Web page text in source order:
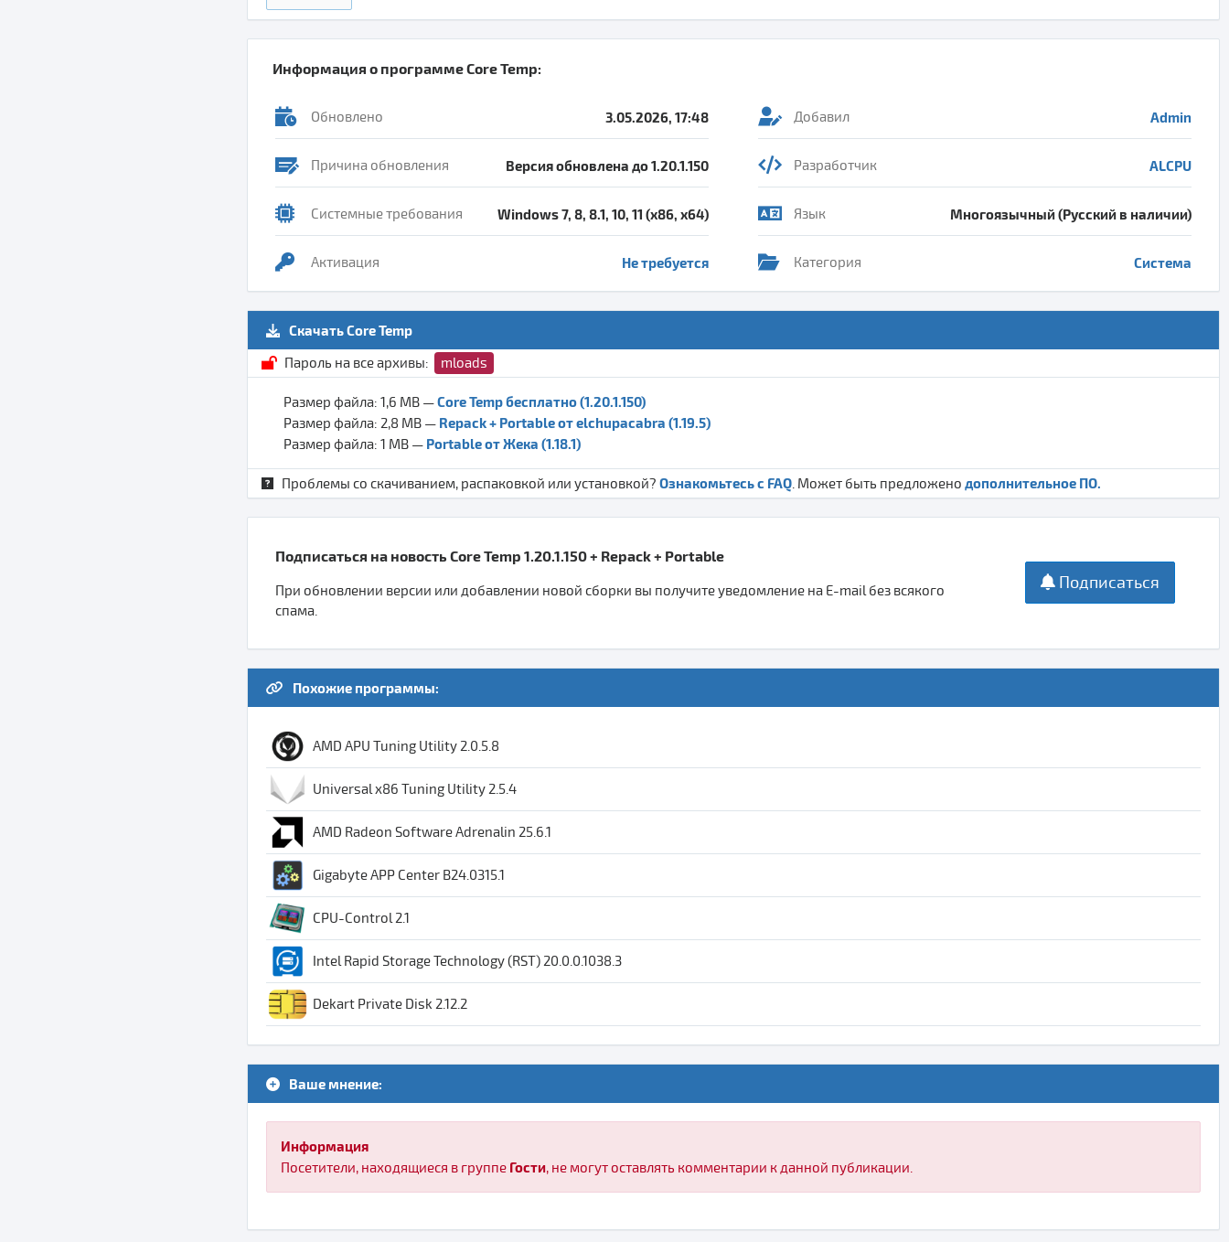
Информация о программеCore Temp:
Обновлено 3.05.2026, 17:48 Добавил Admin
Причина обновления Версия обновлена до 1.20.1.150 Разработчик ALCPU
Системные требования Windows 7, 8, 8.1, 10, 11 (x86, x64) Язык Многоязычный (Русский в наличии)
Активация Не требуется Категория Система
Скачать Core Temp
Пароль на все архивы:
mloads
Размер файла: 1,6 MB —Core Temp бесплатно (1.20.1.150)
Размер файла: 2,8 MB — Repack + Portable от elchupacabra (1.19.5)
Размер файла: 1 MB — Portable от Жека (1.18.1)
Проблемы со скачиванием, распаковкой или установкой? Ознакомьтесь с FAQ. Может быть предложено дополнительное ПО.
Подписаться на новость Core Temp 1.20.1.150 + Repack + Portable
При обновлении версии или добавлении новой сборки вы получите уведомление на E-mail без всякого
спама.
Подписаться
Похожие программы:
AMD APU Tuning Utility 2.0.5.8
Universal x86 Tuning Utility 2.5.4
AMD Radeon Software Adrenalin 25.6.1
Gigabyte APP Center B24.0315.1
CPU-Control 2.1
Intel Rapid Storage Technology (RST) 20.0.0.1038.3
Dekart Private Disk 2.12.2
Ваше мнение:
Информация
Посетители, находящиеся в группе Гости, не могут оставлять комментарии к данной публикации.